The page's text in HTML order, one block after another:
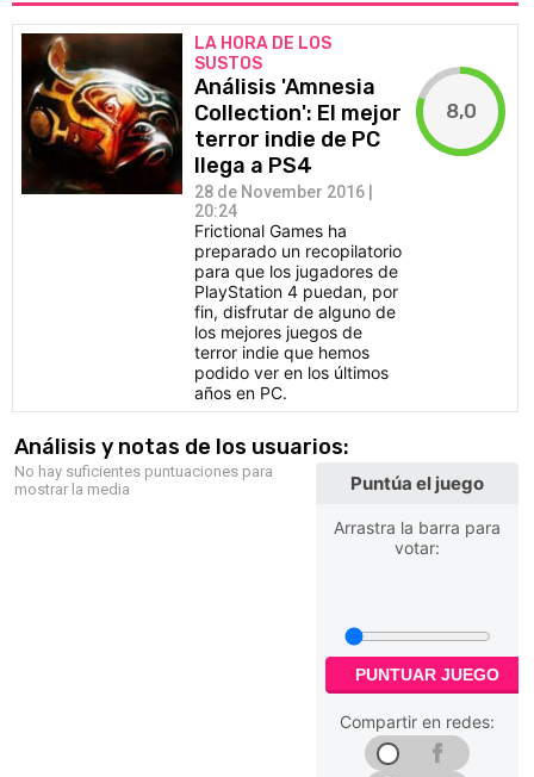
LA HORA DE LOS
SUSTOS
Análisis 'Amnesia
Collection': El mejor
terror indie de PC
llega a PS4
28 de November 2016 |
20:24
Frictional Games ha
preparado un recopilatorio
para que los jugadores de
PlayStation 4 puedan, por
fin, disfrutar de alguno de
los mejores juegos de
terror indie que hemos
podido ver en los últimos
años en PC.
8,0
Análisis y notas de los usuarios:
No hay suficientes puntuaciones para
mostrar la media
Puntúa el juego
Arrastra la barra para
votar:
PUNTUAR JUEGO
Compartir en redes: